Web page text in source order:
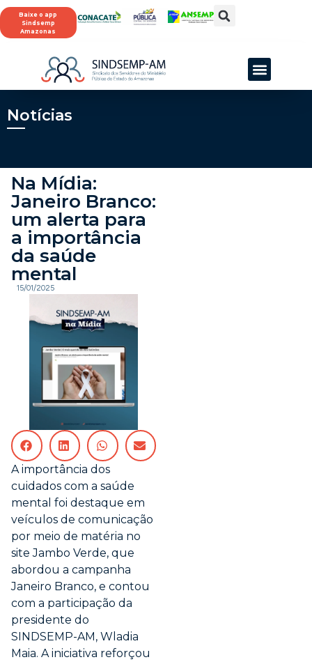
Baixe o app
Sindsemp
Amazonas
Notícias
Na Mídia:
Janeiro Branco:
um alerta para
a importância
da saúde
mental
15/01/2025
A importância dos
cuidados com a saúde
mental foi destaque em
veículos de comunicação
por meio de matéria no
site Jambo Verde, que
abordou a campanha
Janeiro Branco, e contou
com a participação da
presidente do
SINDSEMP-AM, Wladia
Maia. A iniciativa reforçou